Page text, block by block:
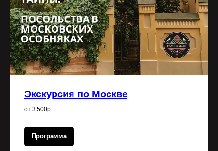
Экскурсия по Москве
от 3 500р.
Программа